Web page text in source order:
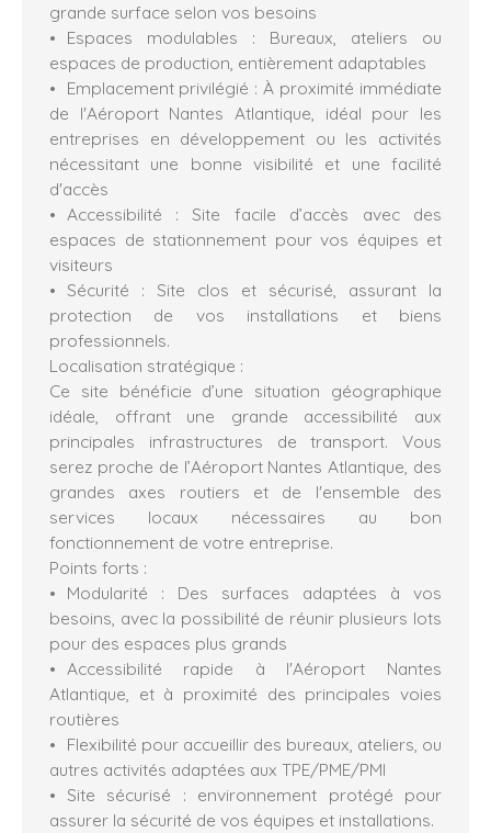
grande surface selon vos besoins
Espaces modulables : Bureaux, ateliers ou
espaces de production, entièrement adaptables
Emplacement privilégié : À proximité immédiate
de l'Aéroport Nantes Atlantique, idéal pour les
entreprises en développement ou les activités
nécessitant une bonne visibilité et une facilité
d'accès
Accessibilité : Site facile d’accès avec des
espaces de stationnement pour vos équipes et
visiteurs
Sécurité : Site clos et sécurisé, assurant la
protection de vos installations et biens
professionnels.
Localisation stratégique :
Ce site bénéficie d’une situation géographique
idéale, offrant une grande accessibilité aux
principales infrastructures de transport. Vous
serez proche de l’Aéroport Nantes Atlantique, des
grandes axes routiers et de l'ensemble des
services locaux nécessaires au bon
fonctionnement de votre entreprise.
Points forts :
Modularité : Des surfaces adaptées à vos
besoins, avec la possibilité de réunir plusieurs lots
pour des espaces plus grands
Accessibilité rapide à l'Aéroport Nantes
Atlantique, et à proximité des principales voies
routières
Flexibilité pour accueillir des bureaux, ateliers, ou
autres activités adaptées aux TPE/PME/PMI
Site sécurisé : environnement protégé pour
assurer la sécurité de vos équipes et installations.